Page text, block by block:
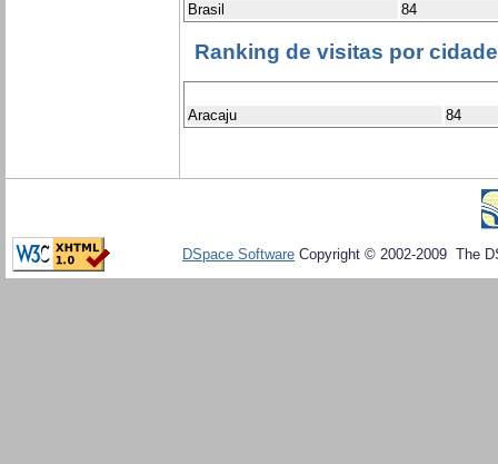
Brasil 84
Ranking de visitas por
Aracaju 84
DSpace Software Copyright © 2002-2009 The